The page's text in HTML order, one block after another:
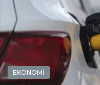
EKONOMİ